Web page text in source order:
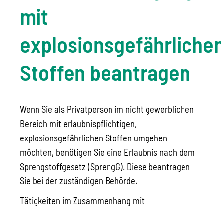
mit
Stoffen beantragen
Wenn Sie als Privatperson im nicht gewerblichen
Bereich mit erlaubnispflichtigen,
explosionsgefährlichen Stoffen umgehen
möchten, benötigen Sie eine Erlaubnis nach dem
Sprengstoffgesetz (SprengG). Diese beantragen
Sie bei der zuständigen Behörde.
Tätigkeiten im Zusammenhang mit